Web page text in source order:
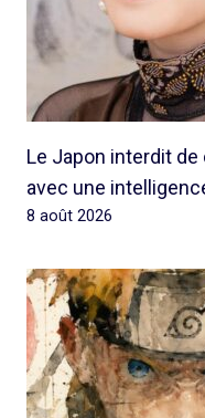
Le Japon interdit
avec une
8 août 2026